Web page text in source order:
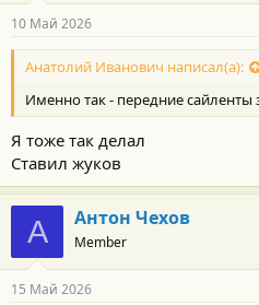
10 Май 2026
Анатолий Иванович написал(а):
Именно так - передние сайленты
Я тоже так делал
Ставил жуков
А Антон Чехов
Member
15 Май 2026